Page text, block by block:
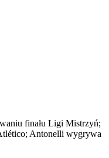
finału Ligi Mistrzyń;
Antonelli wygrywa